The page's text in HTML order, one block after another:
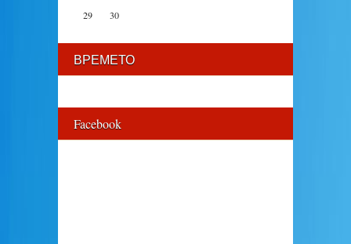
29 30
ВРЕМЕТО
Facebook